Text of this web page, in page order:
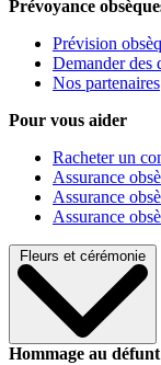
Prévoyance
Prévision
Demander des
Nos partenaires
Pour vous aider
Racheter un
Assurance
Assurance
Assurance
Fleurs et cérémonie
Hommage au défunt